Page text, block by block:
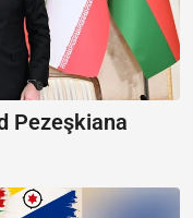
Pezeşkiana